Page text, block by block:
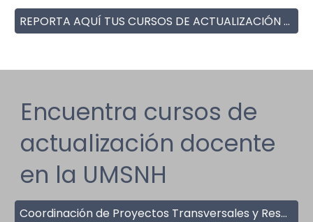
REPORTA AQUÍ TUS CURSOS DE ACTUALIZACIÓN Y FORMACIÓN DOCENTE
Encuentra cursos de
actualización docente
en la UMSNH
Coordinación de Proyectos Transversales y Responsabilidad Social